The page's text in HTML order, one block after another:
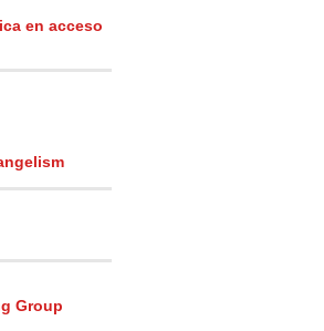
en acceso
Group